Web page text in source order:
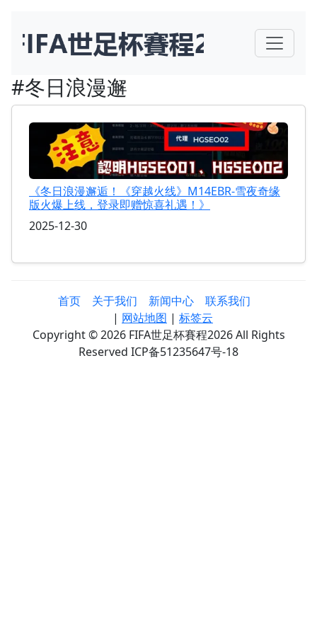
#冬日浪漫邂
《冬日浪漫邂逅！《穿越火线》M14EBR-雪夜奇缘
版火爆上线，登录即赠惊喜礼遇！》
2025-12-30
首页 关于我们 新闻中心
联系我们
| 网站地图 | 标签云
Copyright © 2026 FIFA世足杯賽程2026 All Rights
Reserved ICP备51235647号-18